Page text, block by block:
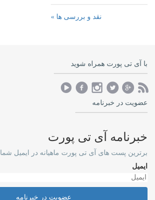
نقد و بررسی ها »
با آی تی پورت همراه شوید
عضویت در خبرنامه
خبرنامه آی تی پورت
برترین پست های آی تی پورت ماهیانه در ایمیل شما
ایمیل
عضویت در خبرنامه